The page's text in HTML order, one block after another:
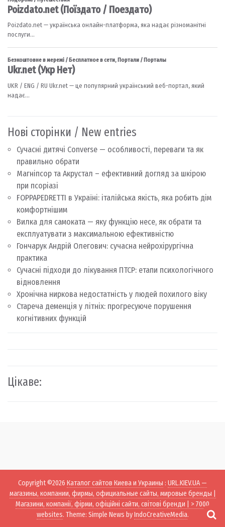
Нові сторінки / New entries
Сучасні дитячі Converse — особливості, переваги та як
правильно обрати
Магніпсор та Акрустал – ефективний догляд за шкірою
при псоріазі
FOPPAPEDRETTI в Україні: італійська якість, яка робить дім
комфортнішим
Вилка для самоката — яку функцію несе, як обрати та
експлуатувати з максимальною ефективністю
Гончарук Андрій Олегович: сучасна нейрохірургічна
практика
Сучасні підходи до лікування ПТСР: етапи психологічного
відновлення
Хронічна ниркова недостатність у людей похилого віку
Стареча деменція у літніх: прогресуюче порушення
когнітивних функцій
Цікаве:
Copyright ©2026 Каталог сайтов Киева и Украины : URL.KIEV.UA —
магазины, компании, фирмы, официальные сайты, мировые бренды |
Магазини, компанії, фірми, офіційні сайти, світові бренди | > 7000
websites. Theme: Simple News byIndoCreativeMedia.